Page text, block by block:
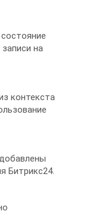
на
контекста
Битрикс24.